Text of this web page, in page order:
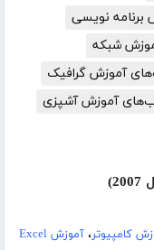
نویسی
شبکه
آموزش گرافیک
آموزش آشپزی
کامپیوتر،آموزش Excel